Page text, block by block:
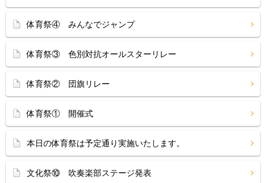
体育祭④ みんなでジャンプ
体育祭③ 色別対抗オールスターリレー
体育祭② 団旗リレー
体育祭① 開催式
本日の体育祭は予定通り実施いたします。
文化祭⑩ 吹奏楽部ステージ発表